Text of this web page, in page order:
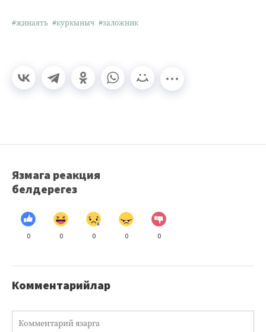
#җинаять #куркыныч #заложник
Язмага реакция
белдерегез
0 0 0 0 0
Комментарийлар